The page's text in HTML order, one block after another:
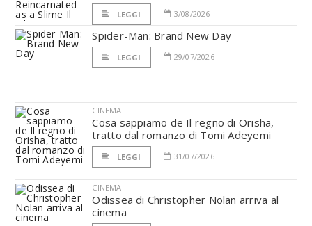
LEGGI 3/08/2026
Spider-Man: Brand New Day
LEGGI 29/07/2026
CINEMA
Cosa sappiamo de Il regno di Orisha,
tratto dal romanzo di Tomi Adeyemi
LEGGI 31/07/2026
CINEMA
Odissea di Christopher Nolan arriva al
cinema